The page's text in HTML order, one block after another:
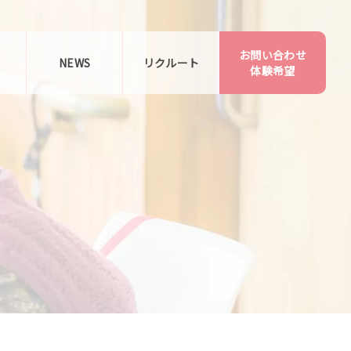
NEWS リクルート
お問い合わせ
体験希望